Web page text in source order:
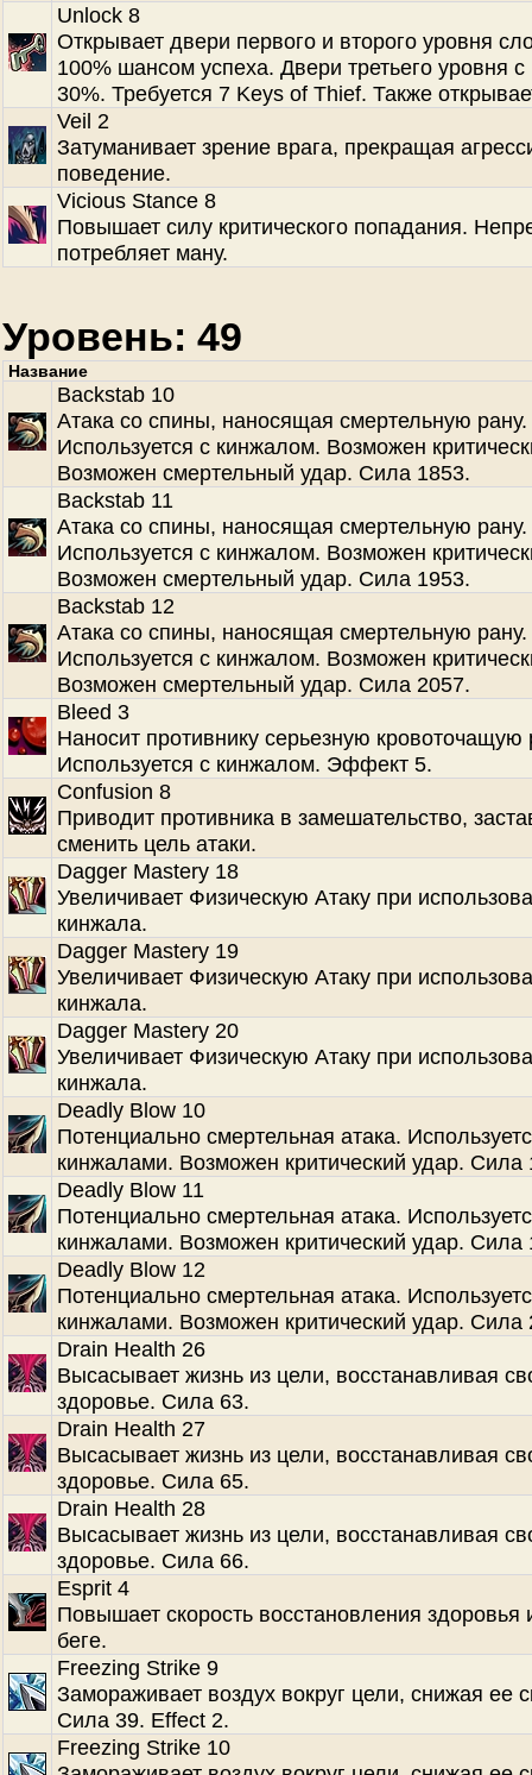
Unlock 8
Открывает двери первого и второго уровня
100% шансом успеха. Двери третьего уровня
30%. Требуется 7 Keys of Thief. Также
Veil 2
Затуманивает зрение врага, прекращая
поведение.
Vicious Stance 8
Повышает силу критического попадания.
потребляет ману.
Уровень: 49
Название
Backstab 10
Атака со спины, наносящая смертельную рану.
Используется с кинжалом. Возможен
Возможен смертельный удар. Сила 1853.
Backstab 11
Атака со спины, наносящая смертельную рану.
Используется с кинжалом. Возможен
Возможен смертельный удар. Сила 1953.
Backstab 12
Атака со спины, наносящая смертельную рану.
Используется с кинжалом. Возможен
Возможен смертельный удар. Сила 2057.
Bleed 3
Наносит противнику серьезную кровоточащую
Используется с кинжалом. Эффект 5.
Confusion 8
Приводит противника в замешательство,
сменить цель атаки.
Dagger Mastery 18
Увеличивает Физическую Атаку при
кинжала.
Dagger Mastery 19
Увеличивает Физическую Атаку при
кинжала.
Dagger Mastery 20
Увеличивает Физическую Атаку при
кинжала.
Deadly Blow 10
Потенциально смертельная атака.
кинжалами. Возможен критический удар. Сила
Deadly Blow 11
Потенциально смертельная атака.
кинжалами. Возможен критический удар. Сила
Deadly Blow 12
Потенциально смертельная атака.
кинжалами. Возможен критический удар. Сила
Drain Health 26
Высасывает жизнь из цели, восстанавливая
здоровье. Сила 63.
Drain Health 27
Высасывает жизнь из цели, восстанавливая
здоровье. Сила 65.
Drain Health 28
Высасывает жизнь из цели, восстанавливая
здоровье. Сила 66.
Esprit 4
Повышает скорость восстановления
беге.
Freezing Strike 9
Замораживает воздух вокруг цели, снижая ее
Сила 39. Effect 2.
Freezing Strike 10